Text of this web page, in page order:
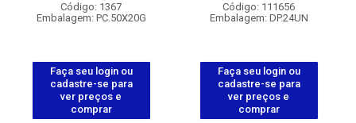
Código: 1367
Embalagem: PC.50X20G
Faça seu login ou
cadastre-se para
ver preços e
comprar
Código: 111656
Embalagem: DP.24UN
Faça seu login ou
cadastre-se para
ver preços e
comprar